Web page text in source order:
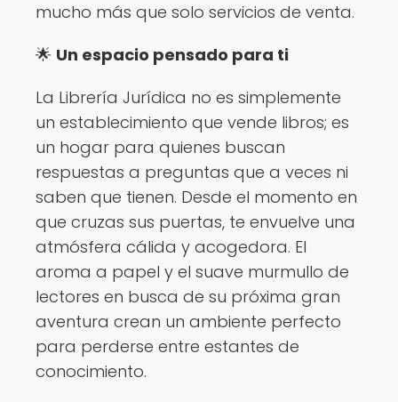
mucho más que solo servicios de venta.
🌟 Un espacio pensado para ti
La Librería Jurídica no es simplemente
un establecimiento que vende libros; es
un hogar para quienes buscan
respuestas a preguntas que a veces ni
saben que tienen. Desde el momento en
que cruzas sus puertas, te envuelve una
atmósfera cálida y acogedora. El
aroma a papel y el suave murmullo de
lectores en busca de su próxima gran
aventura crean un ambiente perfecto
para perderse entre estantes de
conocimiento.